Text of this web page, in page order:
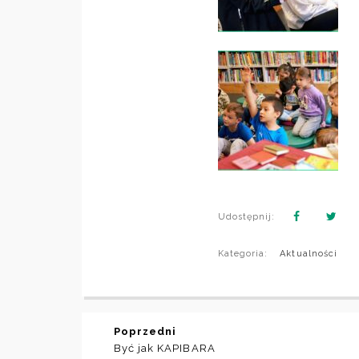
Udostępnij:
Kategoria: Aktualności
Poprzedni
Być jak KAPIBARA